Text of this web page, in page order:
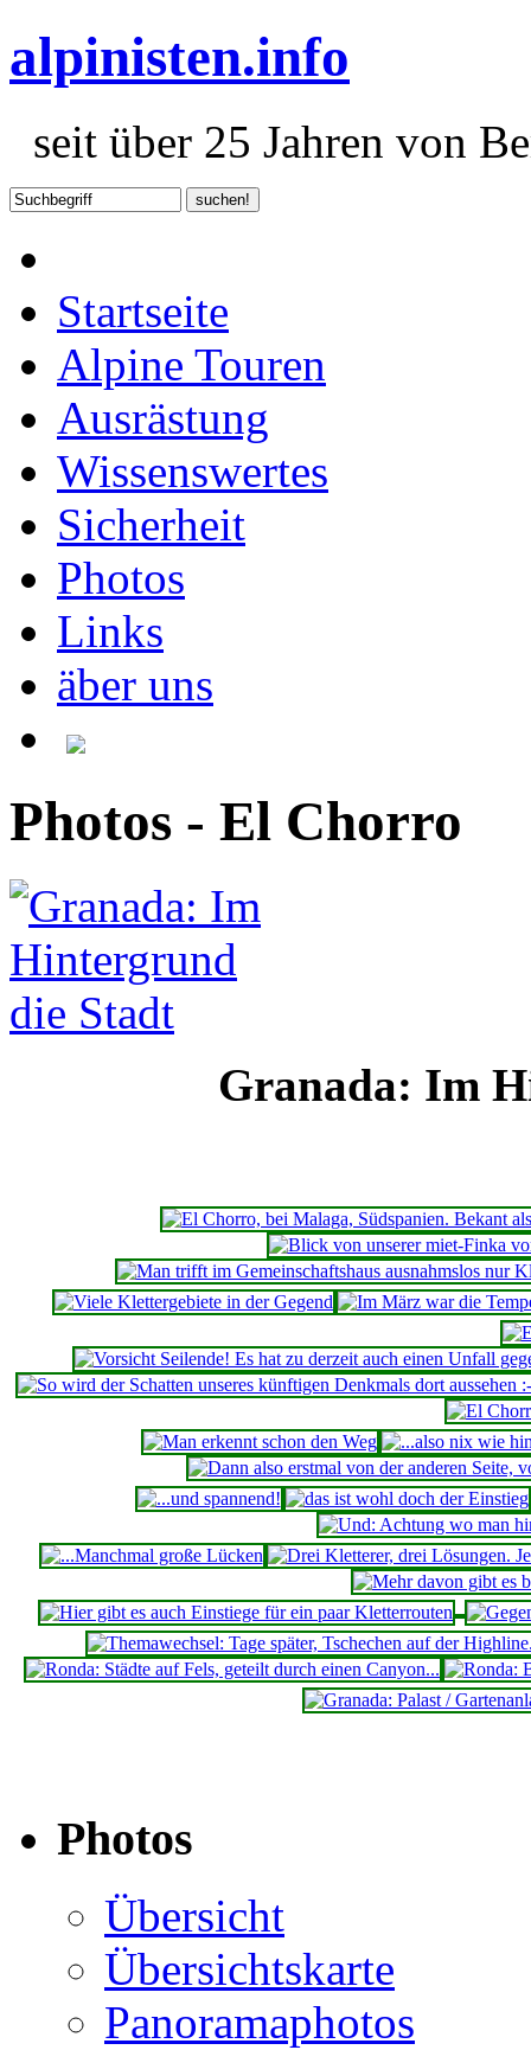
alpinisten.info
seit über 25 Jahren von
Startseite
Alpine Touren
Ausrästung
Wissenswertes
Sicherheit
Photos
Links
äber uns
Photos - El Chorro
Granada: Im
Photos
Übersicht
Übersichtskarte
Panoramaphotos